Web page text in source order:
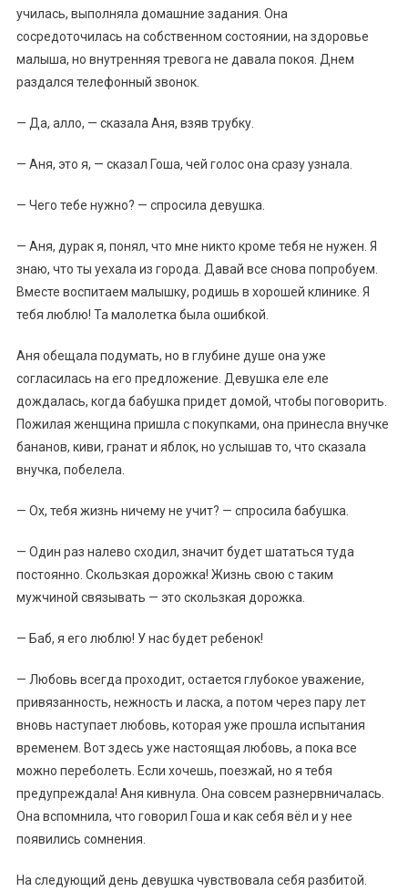
училась, выполняла домашние задания. Она
сосредоточилась на собственном состоянии, на здоровье
малыша, но внутренняя тревога не давала покоя. Днем
раздался телефонный звонок.
— Да, алло, — сказала Аня, взяв трубку.
— Аня, это я, — сказал Гоша, чей голос она сразу узнала.
— Чего тебе нужно? — спросила девушка.
— Аня, дурак я, понял, что мне никто кроме тебя не нужен. Я
знаю, что ты уехала из города. Давай все снова попробуем.
Вместе воспитаем малышку, родишь в хорошей клинике. Я
тебя люблю! Та малолетка была ошибкой.
Аня обещала подумать, но в глубине душе она уже
согласилась на его предложение. Девушка еле еле
дождалась, когда бабушка придет домой, чтобы поговорить.
Пожилая женщина пришла с покупками, она принесла внучке
бананов, киви, гранат и яблок, но услышав то, что сказала
внучка, побелела.
— Ох, тебя жизнь ничему не учит? — спросила бабушка.
— Один раз налево сходил, значит будет шататься туда
постоянно. Скользкая дорожка! Жизнь свою с таким
мужчиной связывать — это скользкая дорожка.
— Баб, я его люблю! У нас будет ребенок!
— Любовь всегда проходит, остается глубокое уважение,
привязанность, нежность и ласка, а потом через пару лет
вновь наступает любовь, которая уже прошла испытания
временем. Вот здесь уже настоящая любовь, а пока все
можно переболеть. Если хочешь, поезжай, но я тебя
предупреждала! Аня кивнула. Она совсем разнервничалась.
Она вспомнила, что говорил Гоша и как себя вёл и у нее
появились сомнения.
На следующий день девушка чувствовала себя разбитой.